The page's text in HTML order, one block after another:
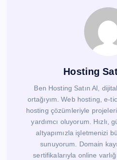
Hosting
Ben Hosting Satın Al,
ortağıyım. Web hosting, e-
hosting çözümleriyle
yardımcı oluyorum. Hızlı,
altyapımızla işletmenizi
sunuyorum. Domain
sertifikalarıyla online